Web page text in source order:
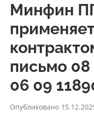
Минфин
письмо
06 09
Опубликовано